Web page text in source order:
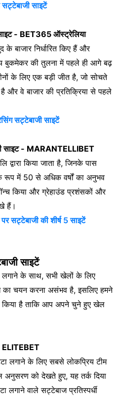
साइटें
साइट - BET365 ऑस्ट्रेलिया
निर्धारित किए हैं और
बुकमेकर की तुलना में पहले ही आगे बढ़
के लिए एक बड़ी जीत है, जो सोचते
और वे बाजार की प्रतिक्रिया से पहले
सट्टेबाजी साइटें
साइट - MARANTELLIBET
द्वारा किया जाता है, जिनके पास
में 50 से अधिक वर्षों का अनुभव
किया और ग्रेहाउंड प्रशंसकों और
हैं।
सट्टेबाजी की शीर्ष 5 साइटें
साइटें
लगाने के साथ, सभी खेलों के लिए
का चयन करना असंभव है, इसलिए हमने
है ताकि आप अपने चुने हुए खेल
ELITEBET
लगाने के लिए सबसे लोकप्रिय टीम
अनुसरण को देखते हुए, यह तर्क दिया
लगाने वाले सट्टेबाज प्रतिस्पर्धी